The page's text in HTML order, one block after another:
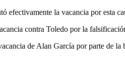
efectivamente la vacancia por esta
contra Toledo por la
de Alan García por parte de